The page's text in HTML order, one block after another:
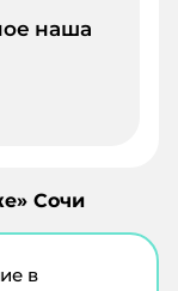
наша
» Сочи
в